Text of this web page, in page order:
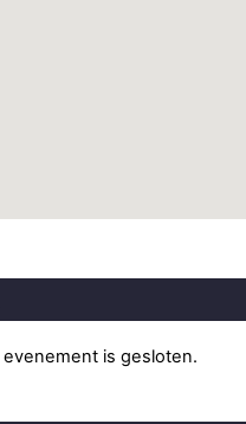
is gesloten.